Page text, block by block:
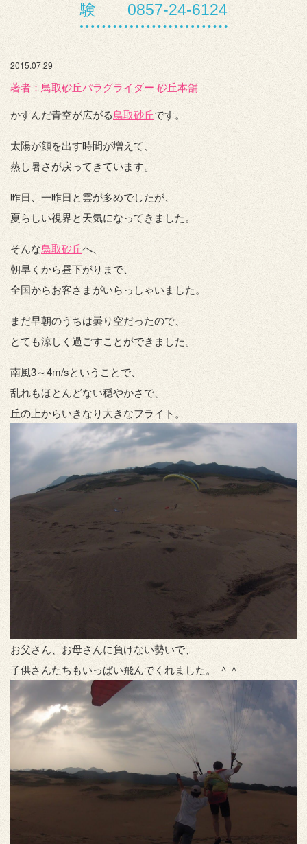
験 0857-24-6124
2015.07.29
著者：️鳥取砂丘パラグライダー 砂丘本舗
かすんだ青空が広がる鳥取砂丘です。
太陽が顔を出す時間が増えて、
蒸し暑さが戻ってきています。
昨日、一昨日と雲が多めでしたが、
夏らしい視界と天気になってきました。
そんな鳥取砂丘へ、
朝早くから昼下がりまで、
全国からお客さまがいらっしゃいました。
まだ早朝のうちは曇り空だったので、
とても涼しく過ごすことができました。
南風3～4m/sということで、
乱れもほとんどない穏やかさで、
丘の上からいきなり大きなフライト。
お父さん、お母さんに負けない勢いで、
子供さんたちもいっぱい飛んでくれました。 ＾＾